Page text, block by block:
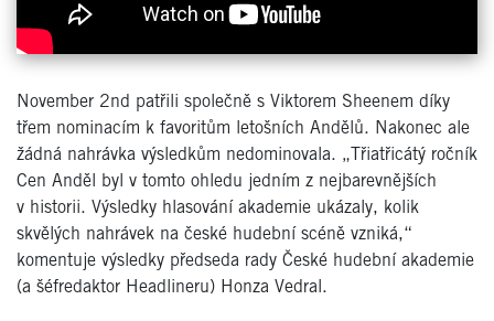
November 2nd patřili společně s Viktorem Sheenem díky
třem nominacím k favoritům letošních Andělů. Nakonec ale
žádná nahrávka výsledkům nedominovala. „Třiatřicátý ročník
Cen Anděl byl v tomto ohledu jedním z nejbarevnějších
v historii. Výsledky hlasování akademie ukázaly, kolik
skvělých nahrávek na české hudební scéně vzniká,“
komentuje výsledky předseda rady České hudební akademie
(a šéfredaktor Headlineru) Honza Vedral.